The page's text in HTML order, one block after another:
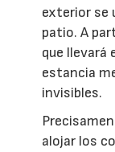
exterior se
patio. A
que llevará
estancia
invisibles.
alojar los